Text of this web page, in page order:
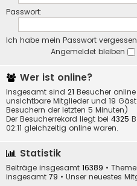
Passwort:
Ich habe mein Passwort vergessen
Angemeldet bleiben
Wer ist online?
Insgesamt sind 21 Besucher
unsichtbare Mitglieder und 19
Besuchern der letzten 5 Minuten)
Der Besucherrekord liegt bei 4325
02:11 gleichzeitig online waren.
Statistik
Beiträge insgesamt 16389 •
insgesamt 79 • Unser neuestes